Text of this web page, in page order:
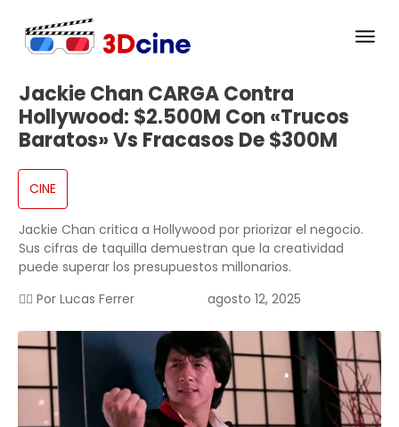
Jackie Chan CARGA Contra
Hollywood: $2.500M Con «trucos
Baratos» Vs Fracasos De $300M
CINE
Jackie Chan critica a Hollywood por priorizar el negocio.
Sus cifras de taquilla demuestran que la creatividad
puede superar los presupuestos millonarios.
✍🏻 Por Lucas Ferrer agosto 12, 2025